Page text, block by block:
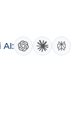
AI: